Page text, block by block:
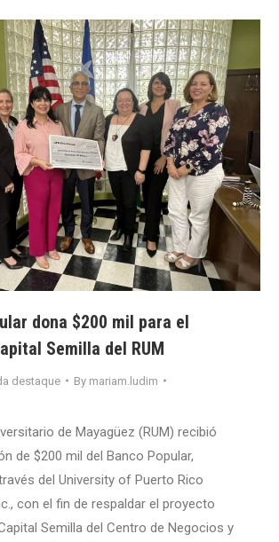
dona $200 mil para el
Semilla del RUM
destaque By mariam.ludim
de Mayagüez (RUM) recibió
de $200 mil del Banco Popular,
del University of Puerto Rico
con el fin de respaldar el proyecto
Semilla del Centro de Negocios y